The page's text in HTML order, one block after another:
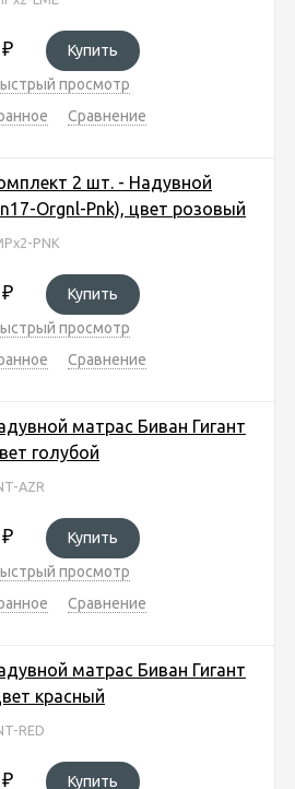
₽
Купить
просмотр
Сравнение
2 шт. - Надувной
Orgnl-Pnk), цвет розовый
PNK
₽
Купить
просмотр
Сравнение
матрас Биван Гигант
голубой
AZR
₽
Купить
просмотр
Сравнение
матрас Биван Гигант
красный
RED
₽
Купить